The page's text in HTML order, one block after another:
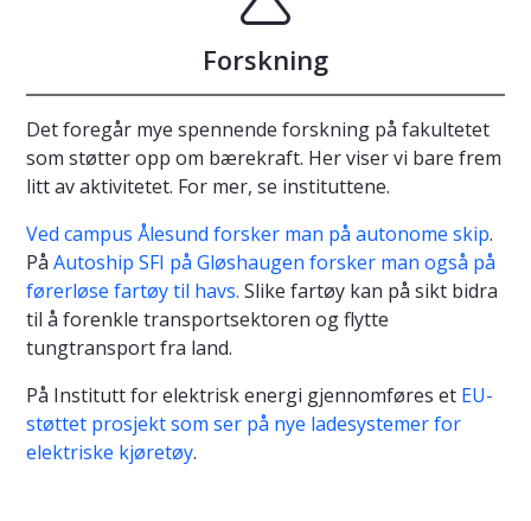
Forskning
Det foregår mye spennende forskning på fakultetet
som støtter opp om bærekraft. Her viser vi bare frem
litt av aktivitetet. For mer, se instituttene.
Ved campus Ålesund forsker man på autonome skip.
På Autoship SFI på Gløshaugen forsker man også på
førerløse fartøy til havs. Slike fartøy kan på sikt bidra
til å forenkle transportsektoren og flytte
tungtransport fra land.
På Institutt for elektrisk energi gjennomføres et EU-
støttet prosjekt som ser på nye ladesystemer for
elektriske kjøretøy.